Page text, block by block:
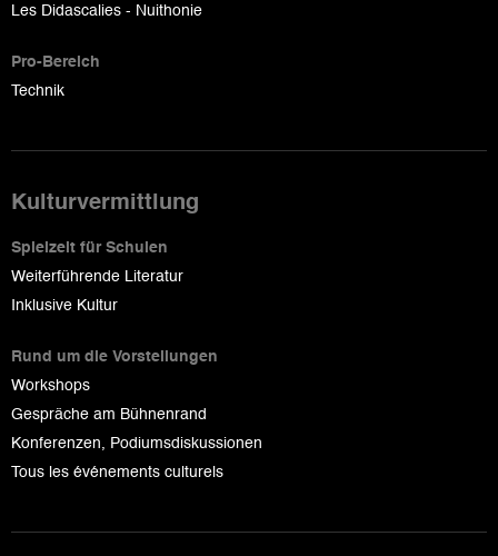
Les Didascalies - Nuithonie
Pro-Bereich
Technik
Kulturvermittlung
Spielzeit für Schulen
Weiterführende Literatur
Inklusive Kultur
Rund um die Vorstellungen
Workshops
Gespräche am Bühnenrand
Konferenzen, Podiumsdiskussionen
Tous les événements culturels